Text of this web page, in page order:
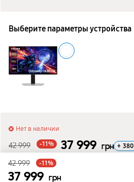
Выберите параметры устройства
Нет в наличии
42 999 -11% 37 999 грн + 380
Сообщить о поступлении
42 999 -11%
37 999 грн